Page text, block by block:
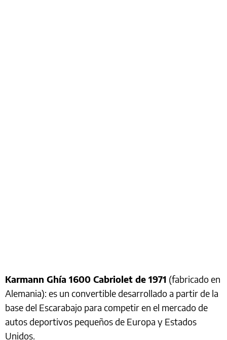
Karmann Ghía 1600 Cabriolet de 1971 (fabricado en
Alemania): es un convertible desarrollado a partir de la
base del Escarabajo para competir en el mercado de
autos deportivos pequeños de Europa y Estados
Unidos.